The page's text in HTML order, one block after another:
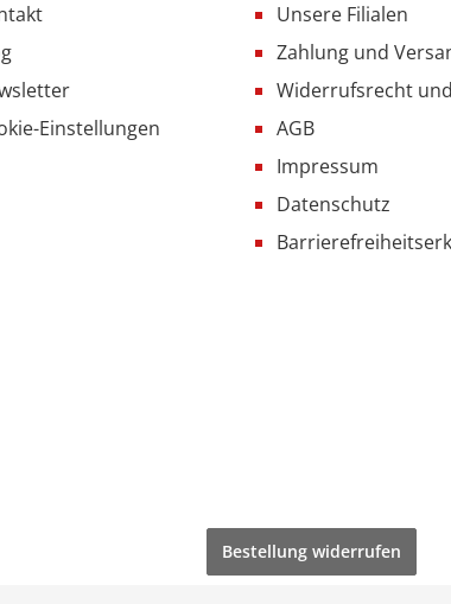
Einstellungen
Unsere Filialen
Zahlung und
Widerrufsrecht
AGB
Impressum
Datenschutz
Bestellung widerrufen